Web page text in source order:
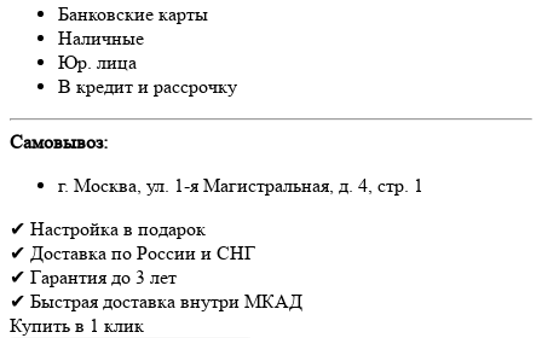
Банковские карты
Наличные
Юр. лица
В кредит и рассрочку
Самовывоз:
г. Москва, ул. 1-я Магистральная, д. 4, стр. 1
✔ Настройка в подарок
✔ Доставка по России и СНГ
✔ Гарантия до 3 лет
✔ Быстрая доставка внутри МКАД
Купить в 1 клик